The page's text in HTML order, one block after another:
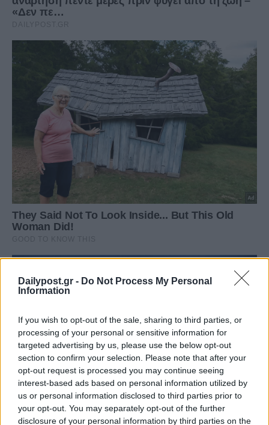
Dailypost.gr - Do Not Process My Personal
Information
If you wish to opt-out of the sale, sharing to third parties, or
processing of your personal or sensitive information for
targeted advertising by us, please use the below opt-out
section to confirm your selection. Please note that after your
opt-out request is processed you may continue seeing
interest-based ads based on personal information utilized by
us or personal information disclosed to third parties prior to
your opt-out. You may separately opt-out of the further
disclosure of your personal information by third parties on the